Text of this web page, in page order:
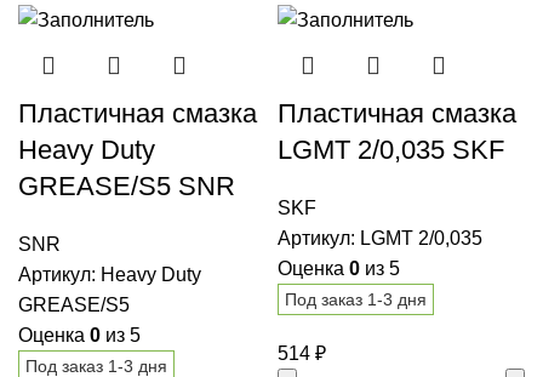
Пластичная смазка
Heavy Duty
GREASE/S5 SNR
SNR
Артикул: Heavy Duty
GREASE/S5
Оценка 0 из 5
Под заказ 1-3 дня
Пластичная смазка
LGMT 2/0,035 SKF
SKF
Артикул: LGMT 2/0,035
Оценка 0 из 5
Под заказ 1-3 дня
514 ₽